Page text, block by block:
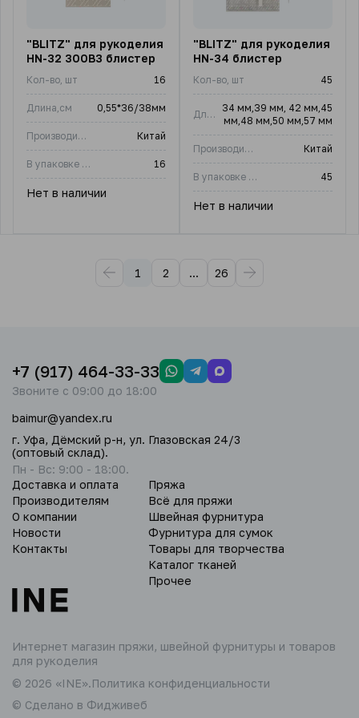
"BLITZ" для рукоделия
HN-32 300В3 блистер
Кол-во, шт 16
Длина,см 0,55*36/38мм
Производитель Китай
В упаковке (шт) 16
Нет в наличии
"BLITZ" для рукоделия
HN-34 блистер
Кол-во, шт 45
Длина,см
34 мм,39 мм, 42 мм,45
мм,48 мм,50 мм,57 мм
Производитель Китай
В упаковке (шт) 45
Нет в наличии
1 2 ... 26
Интернет магазин пряжи, швейной фурнитуры и товаров
для рукоделия
© 2026 «INE».Политика конфиденциальности
© Сделано в Фидживеб
Доставка и оплата
Производителям
О компании
Новости
Контакты
Пряжа
Всё для пряжи
Швейная фурнитура
Фурнитура для сумок
Товары для творчества
Каталог тканей
Прочее
+7 (917) 464-33-33
Звоните с 09:00 до 18:00
baimur@yandex.ru
г. Уфа, Дёмский р-н, ул. Глазовская 24/3
(оптовый склад).
Пн - Вс: 9:00 - 18:00.